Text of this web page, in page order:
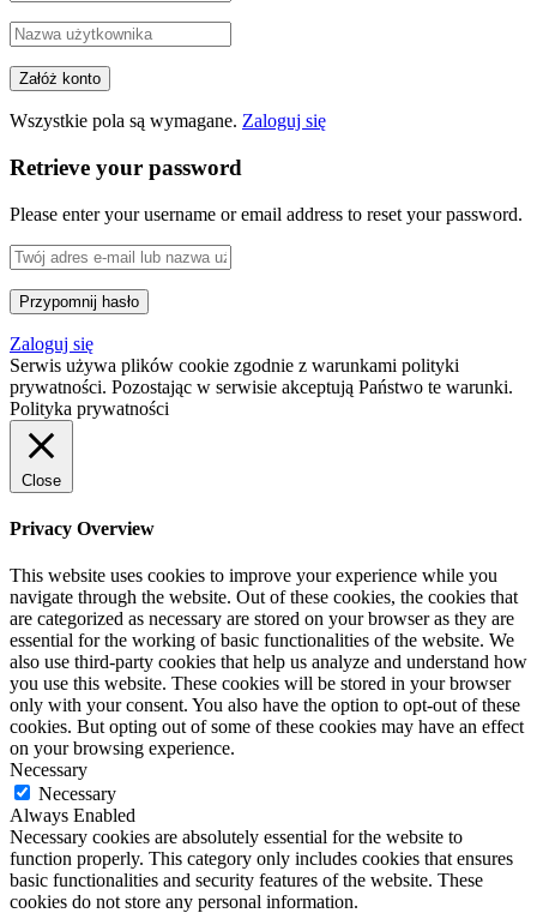
Wszystkie pola są wymagane. Zaloguj się
Retrieve your password
Please enter your username or email address to reset your password.
Zaloguj się
Serwis używa plików cookie zgodnie z warunkami polityki
prywatności. Pozostając w serwisie akceptują Państwo te warunki.
Polityka prywatności
Close
Privacy Overview
This website uses cookies to improve your experience while you
navigate through the website. Out of these cookies, the cookies that
are categorized as necessary are stored on your browser as they are
essential for the working of basic functionalities of the website. We
also use third-party cookies that help us analyze and understand how
you use this website. These cookies will be stored in your browser
only with your consent. You also have the option to opt-out of these
cookies. But opting out of some of these cookies may have an effect
on your browsing experience.
Necessary
Necessary
Always Enabled
Necessary cookies are absolutely essential for the website to
function properly. This category only includes cookies that ensures
basic functionalities and security features of the website. These
cookies do not store any personal information.